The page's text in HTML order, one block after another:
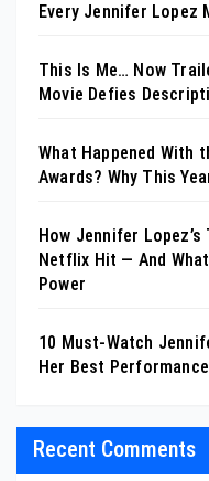
Every Jennifer Lopez
This Is Me… Now
Movie Defies
What Happened With
Awards? Why This
How Jennifer
Netflix Hit — And
Power
10 Must-Watch
Her Best
Recent Comments